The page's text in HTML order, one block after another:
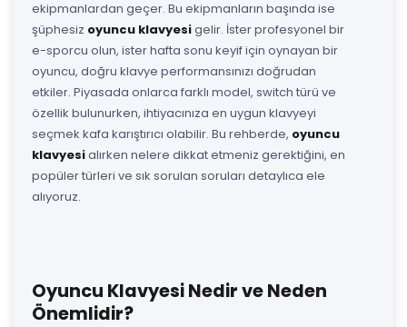
ekipmanlardan geçer. Bu ekipmanların başında ise
şüphesiz oyuncu klavyesigelir. İster profesyonel bir
e-sporcu olun, ister hafta sonu keyif için oynayan bir
oyuncu, doğru klavye performansınızı doğrudan
etkiler. Piyasada onlarca farklı model, switch türü ve
özellik bulunurken, ihtiyacınıza en uygun klavyeyi
seçmek kafa karıştırıcı olabilir. Bu rehberde, oyuncu
klavyesialırken nelere dikkat etmeniz gerektiğini, en
popüler türleri ve sık sorulan soruları detaylıca ele
alıyoruz.
Oyuncu Klavyesi Nedir ve Neden
Önemlidir?